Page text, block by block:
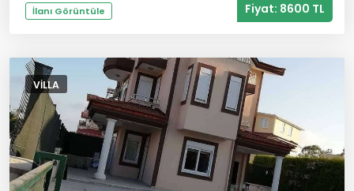
İlanı Görüntüle Fiyat: 8600 TL
VILLA